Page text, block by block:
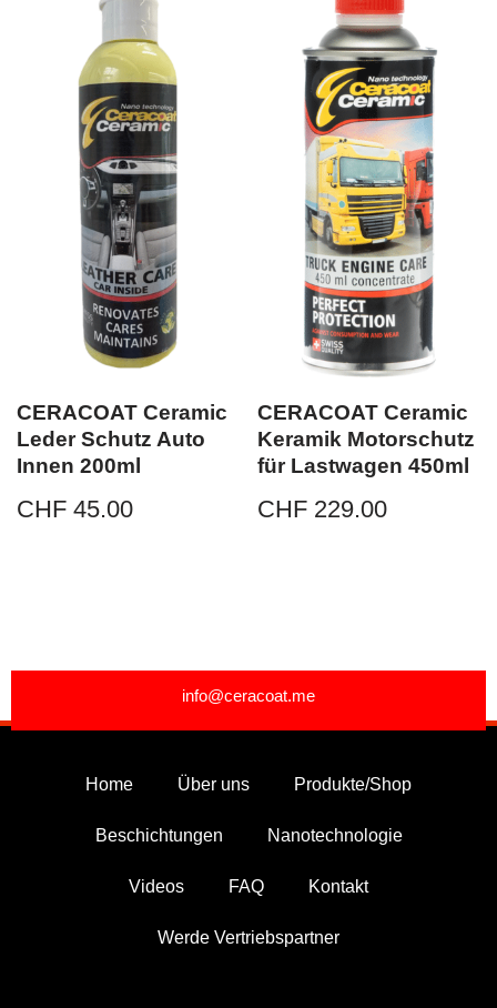
CERACOAT Ceramic
Leder Schutz Auto
Innen 200ml
CHF 45.00
CERACOAT Ceramic
Keramik Motorschutz
für Lastwagen 450ml
CHF 229.00
info@ceracoat.me
Home Über uns Produkte/Shop
Beschichtungen Nanotechnologie
Videos FAQ Kontakt
Werde Vertriebspartner